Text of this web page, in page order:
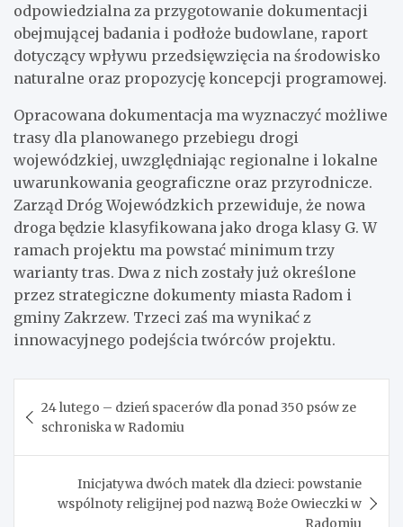
odpowiedzialna za przygotowanie dokumentacji
obejmującej badania i podłoże budowlane, raport
dotyczący wpływu przedsięwzięcia na środowisko
naturalne oraz propozycję koncepcji programowej.
Opracowana dokumentacja ma wyznaczyć możliwe
trasy dla planowanego przebiegu drogi
wojewódzkiej, uwzględniając regionalne i lokalne
uwarunkowania geograficzne oraz przyrodnicze.
Zarząd Dróg Wojewódzkich przewiduje, że nowa
droga będzie klasyfikowana jako droga klasy G. W
ramach projektu ma powstać minimum trzy
warianty tras. Dwa z nich zostały już określone
przez strategiczne dokumenty miasta Radom i
gminy Zakrzew. Trzeci zaś ma wynikać z
innowacyjnego podejścia twórców projektu.
wpisu
24 lutego – dzień spacerów dla ponad 350 psów ze
schroniska w Radomiu
Inicjatywa dwóch matek dla dzieci: powstanie
wspólnoty religijnej pod nazwą Boże Owieczki w
Radomiu